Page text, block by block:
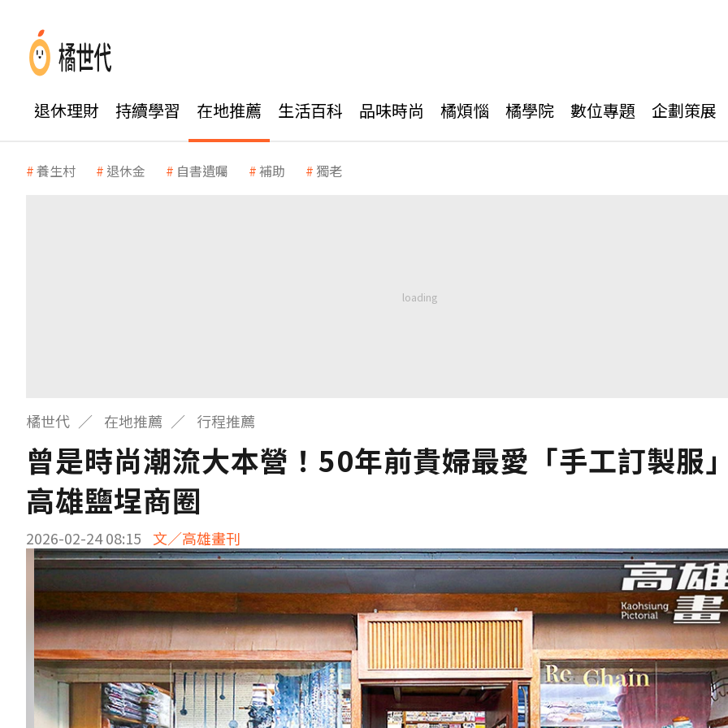
退休理財 持續學習 在地推薦 生活百科 品味時尚 橘煩惱 橘學院 數位專題 企劃策展
養生村 退休金 自書遺囑 補助 獨老
橘世代 在地推薦 行程推薦
曾是時尚潮流大本營！50年前貴婦最愛「手工訂製服
高雄鹽埕商圈
2026-02-24 08:15 文／高雄畫刊